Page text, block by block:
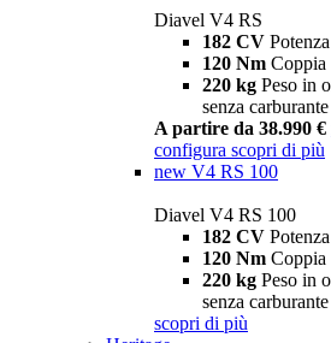
Diavel V4 RS
182 CV Potenza
120 Nm Coppia
220 kg Peso in
senza carburante
A partire da 38.990 €
configura scopri di più
new V4 RS 100
Diavel V4 RS 100
182 CV Potenza
120 Nm Coppia
220 kg Peso in
senza carburante
scopri di più